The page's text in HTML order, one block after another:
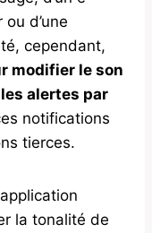
d’une
cependant,
modifier le son
alertes par
notifications
tierces.
la tonalité de